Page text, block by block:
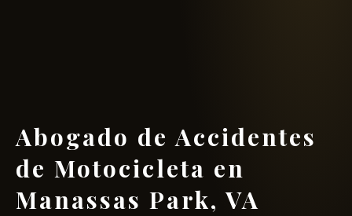
Abogado de Accidentes
de Motocicleta en
Manassas Park, VA